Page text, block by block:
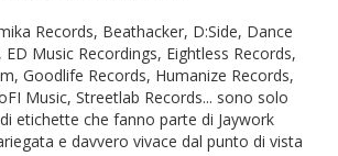
Records, Beathacker, D:Side, Dance
Music Recordings, Eightless Records,
Goodlife Records, Humanize Records,
Music, Streetlab Records... sono solo
etichette che fanno parte di Jaywork
e davvero vivace dal punto di vista